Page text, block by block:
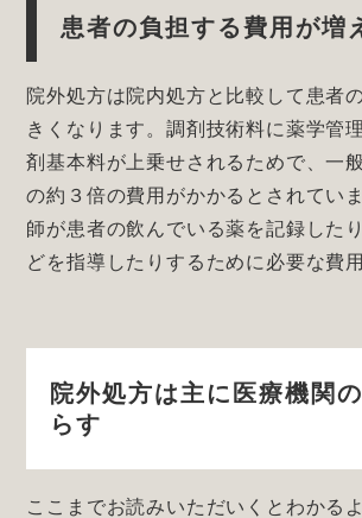
患者の負担する費用が増
院外処方は院内処方と比較して患者
きくなります。調剤技術料に薬学管
剤基本料が上乗せされるためで、一
の約３倍の費用がかかるとされてい
師が患者の飲んでいる薬を記録した
どを指導したりするために必要な費用
院外処方は主に医療機関
らす
ここまでお読みいただいくとわかる